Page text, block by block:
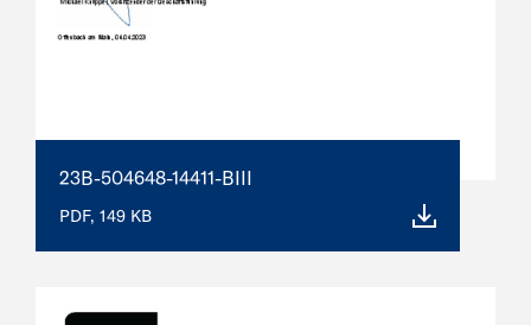
23B-504648-14411-BIII
PDF, 149 KB